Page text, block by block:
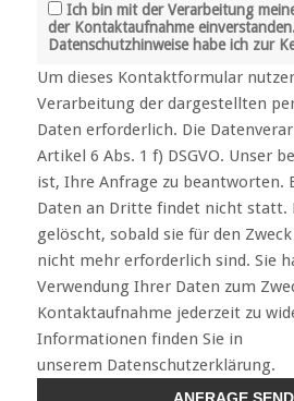
Ich bin mit der Verarbeitung
der Kontaktaufnahme
Datenschutzhinweise habe ich zur
Um dieses Kontaktformular
Verarbeitung der dargestellten
Daten erforderlich. Die
Artikel 6 Abs. 1 f) DSGVO. Unser
ist, Ihre Anfrage zu beantworten.
Daten an Dritte findet nicht statt.
gelöscht, sobald sie für den
nicht mehr erforderlich sind. Sie
Verwendung Ihrer Daten zum
Kontaktaufnahme jederzeit zu
Informationen finden Sie in
unserem Datenschutzerklärung.